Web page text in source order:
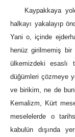
Kaypakkaya
halkayı yakalayıp
Yani o, içinde
henüz girilmemiş
ülkemizdeki esaslı
düğümleri çözmeye
ve birikim, ne de
Kemalizm, Kürt
meselelerde o
kabulün dışında